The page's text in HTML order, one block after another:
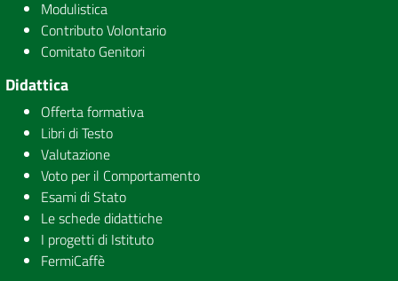
Modulistica
Contributo Volontario
Comitato Genitori
Didattica
Offerta formativa
Libri di Testo
Valutazione
Voto per il Comportamento
Esami di Stato
Le schede didattiche
I progetti di Istituto
FermiCaffè